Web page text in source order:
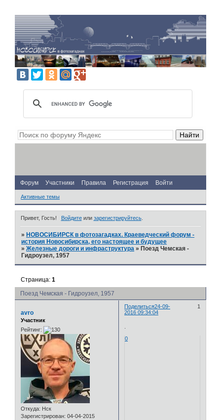
Форум Участники Правила Регистрация Войти
Активные темы
Привет, Гость! Войдитеили зарегистрируйтесь.
» НОВОСИБИРСК в фотозагадках. Краеведческий форум -
история Новосибирска, его настоящее и будущее
»Железные дороги и инфраструктура » Поезд Чемская -
Гидроузел, 1957
Поезд Чемская - Гидроузел, 1957
Страница:1
Поделиться 1
24-09-
2016 09:34:04
avro
Участник
Рейтинг:
Откуда: Нск
Зарегистрирован: 04-04-2015
0